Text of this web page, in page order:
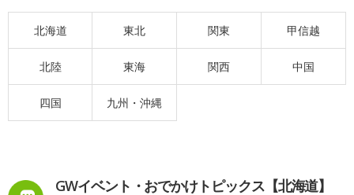
北海道 東北 関東 甲信越
北陸 東海 関西 中国
四国 九州・沖縄
GWイベント・おでかけトピックス【北海道】